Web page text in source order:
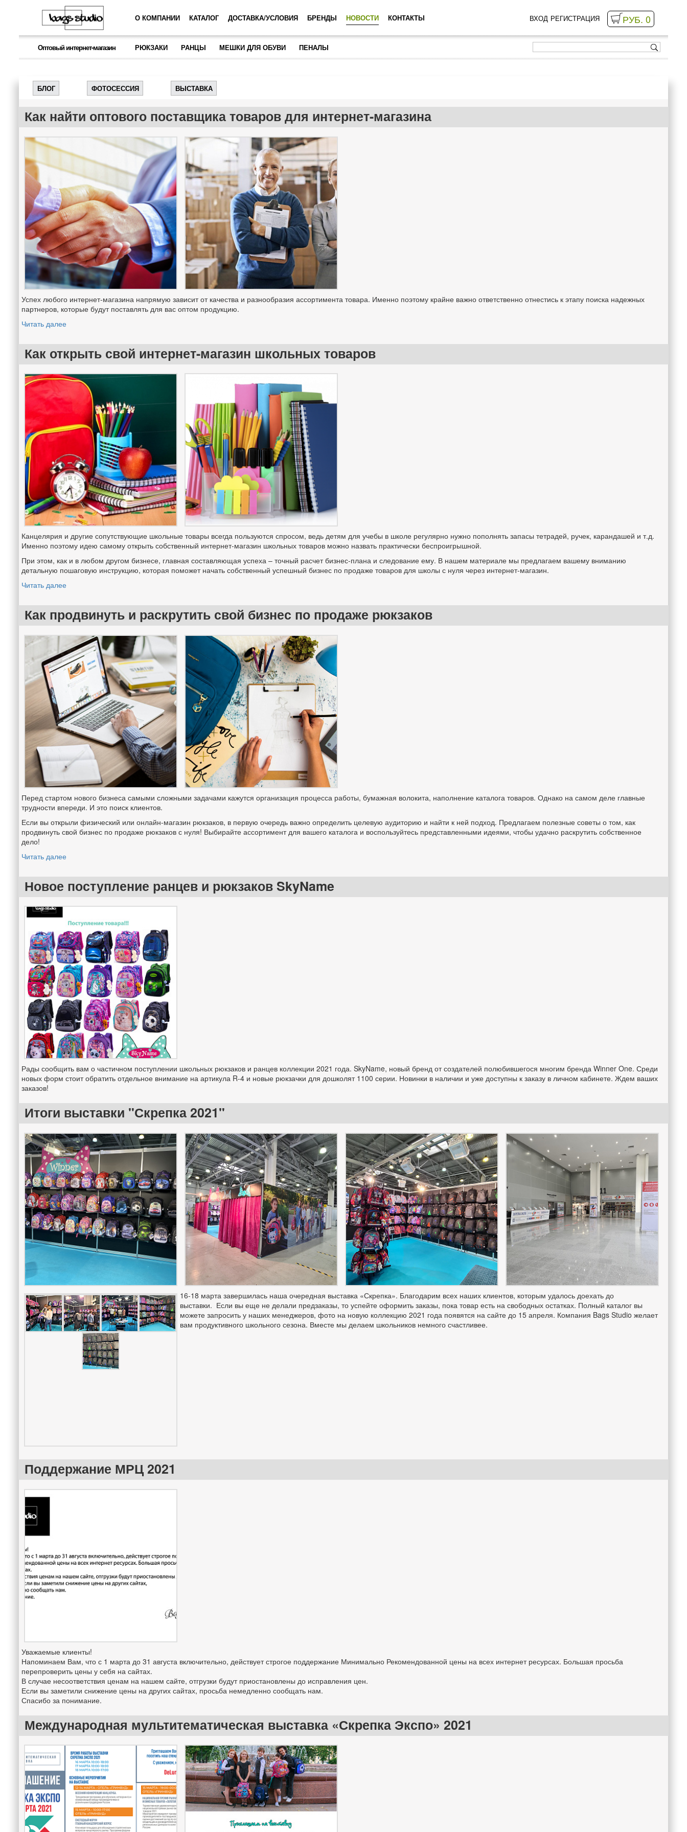
О КОМПАНИИ КАТАЛОГ ДОСТАВКА/УСЛОВИЯ БРЕНДЫ НОВОСТИ КОНТАКТЫ ВХОД РЕГИСТРАЦИЯ РУБ. 0
Оптовый интернет-магазин РЮКЗАКИ РАНЦЫ МЕШКИ ДЛЯ ОБУВИ ПЕНАЛЫ
БЛОГ ФОТОСЕССИЯ ВЫСТАВКА
Как найти оптового поставщика товаров для интернет-магазина
Успех любого интернет-магазина напрямую зависит от качества и разнообразия ассортимента товара. Именно поэтому крайне важно ответственно отнестись к этапу поиска надежных
партнеров, которые будут поставлять для вас оптом продукцию.
Читать далее
Как открыть свой интернет-магазин школьных товаров
Канцелярия и другие сопутствующие школьные товары всегда пользуются спросом, ведь детям для учебы в школе регулярно нужно пополнять запасы тетрадей, ручек, карандашей и т.д.
Именно поэтому идею самому открыть собственный интернет-магазин школьных товаров можно назвать практически беспроигрышной.
При этом, как и в любом другом бизнесе, главная составляющая успеха – точный расчет бизнес-плана и следование ему. В нашем материале мы предлагаем вашему вниманию
детальную пошаговую инструкцию, которая поможет начать собственный успешный бизнес по продаже товаров для школы с нуля через интернет-магазин.
Читать далее
Как продвинуть и раскрутить свой бизнес по продаже рюкзаков
Перед стартом нового бизнеса самыми сложными задачами кажутся организация процесса работы, бумажная волокита, наполнение каталога товаров. Однако на самом деле главные
трудности впереди. И это поиск клиентов.
Если вы открыли физический или онлайн-магазин рюкзаков, в первую очередь важно определить целевую аудиторию и найти к ней подход. Предлагаем полезные советы о том, как
продвинуть свой бизнес по продаже рюкзаков с нуля! Выбирайте ассортимент для вашего каталога и воспользуйтесь представленными идеями, чтобы удачно раскрутить собственное
дело!
Читать далее
Новое поступление ранцев и рюкзаков SkyName
Рады сообщить вам о частичном поступлении школьных рюкзаков и ранцев коллекции 2021 года. SkyName, новый бренд от создателей полюбившегося многим бренда Winner One. Среди
новых форм стоит обратить отдельное внимание на артикула R-4 и новые рюкзачки для дошколят 1100 серии. Новинки в наличии и уже доступны к заказу в личном кабинете. Ждем ваших
заказов!
Итоги выставки "Скрепка 2021"
16-18 марта завершилась наша очередная выставка «Скрепка». Благодарим всех наших клиентов, которым удалось доехать до
выставки. Если вы еще не делали предзаказы, то успейте оформить заказы, пока товар есть на свободных остатках. Полный каталог вы
можете запросить у наших менеджеров, фото на новую коллекцию 2021 года появятся на сайте до 15 апреля. Компания Bags Studio желает
вам продуктивного школьного сезона. Вместе мы делаем школьников немного счастливее.
Поддержание МРЦ 2021
Уважаемые клиенты!
Напоминаем Вам, что с 1 марта до 31 августа включительно, действует строгое поддержание Минимально Рекомендованной цены на всех интернет ресурсах. Большая просьба
перепроверить цены у себя на сайтах.
В случае несоответствия ценам на нашем сайте, отгрузки будут приостановлены до исправления цен.
Если вы заметили снижение цены на других сайтах, просьба немедленно сообщать нам.
Спасибо за понимание.
Международная мультитематическая выставка «Скрепка Экспо» 2021